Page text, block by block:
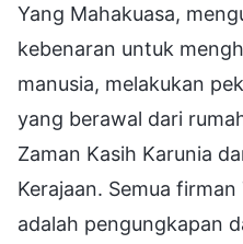
Yang Mahakuasa,
kebenaran untuk
manusia, melakukan
yang berawal dari
Zaman Kasih Karunia
Kerajaan. Semua
adalah pengungkapan